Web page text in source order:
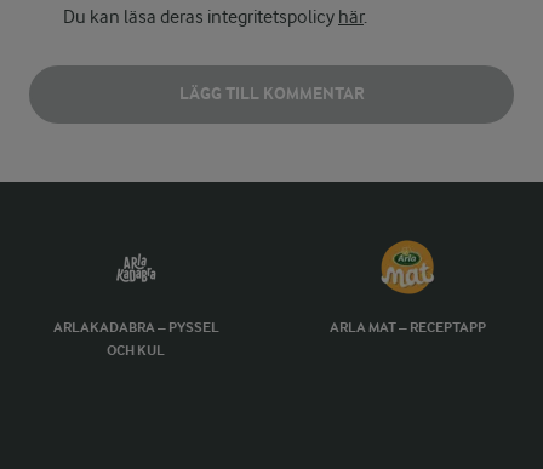
Du kan läsa deras integritetspolicy här.
LÄGG TILL KOMMENTAR
ARLAKADABRA – PYSSEL
OCH KUL
ARLA MAT – RECEPTAPP